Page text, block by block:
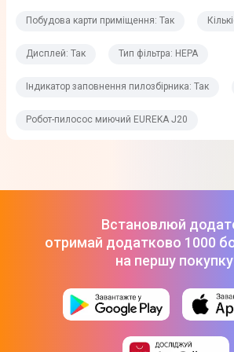
Додаткові характеристики
Покриття
Ковролін
Кахель
Об'єм резервуара для води
Побудова карти приміщення: Так
Дисплей: Так Тип фільтра: HEPA
Індикатор заповнення пилозбірника: Так
Робот-пилосос миючий EUREKA J20
Встановлюй
отримай додатково 1000
на першу